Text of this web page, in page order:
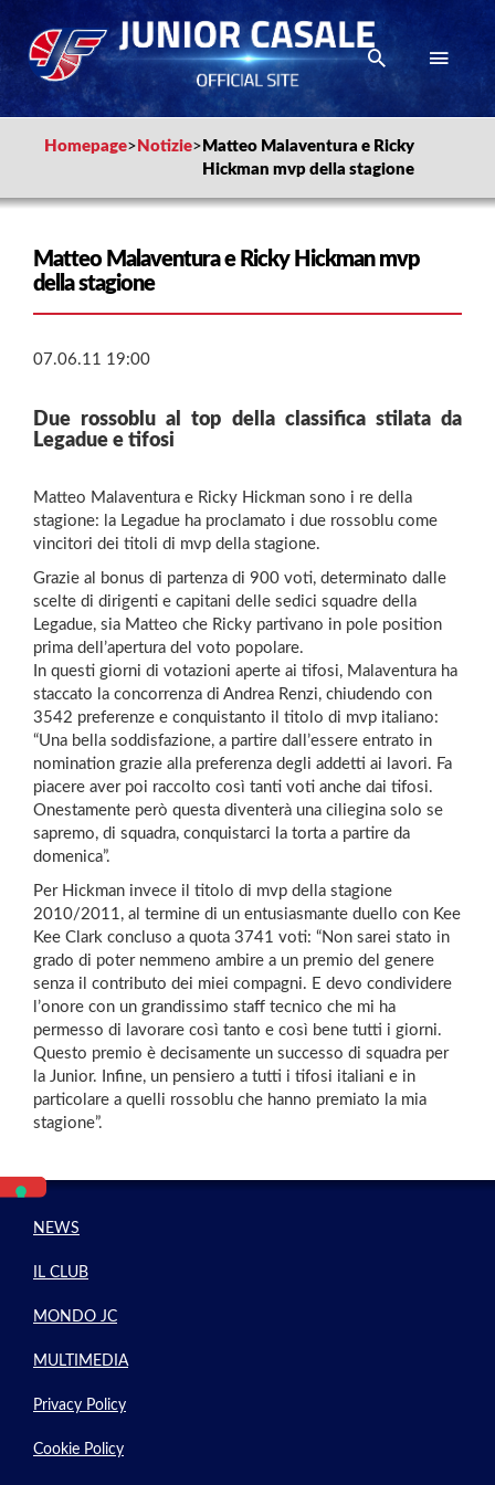
Homepage> Notizie> Matteo Malaventura e Ricky
Hickman mvp della stagione
Matteo Malaventura e Ricky Hickman mvp
della stagione
07.06.11 19:00
Due rossoblu al top della classifica stilata da
Legadue e tifosi
Matteo Malaventura e Ricky Hickman sono i re della
stagione: la Legadue ha proclamato i due rossoblu come
vincitori dei titoli di mvp della stagione.
Grazie al bonus di partenza di 900 voti, determinato dalle
scelte di dirigenti e capitani delle sedici squadre della
Legadue, sia Matteo che Ricky partivano in pole position
prima dell’apertura del voto popolare.
In questi giorni di votazioni aperte ai tifosi, Malaventura ha
staccato la concorrenza di Andrea Renzi, chiudendo con
3542 preferenze e conquistanto il titolo di mvp italiano:
“Una bella soddisfazione, a partire dall’essere entrato in
nomination grazie alla preferenza degli addetti ai lavori. Fa
piacere aver poi raccolto così tanti voti anche dai tifosi.
Onestamente però questa diventerà una ciliegina solo se
sapremo, di squadra, conquistarci la torta a partire da
domenica”.
Per Hickman invece il titolo di mvp della stagione
2010/2011, al termine di un entusiasmante duello con Kee
Kee Clark concluso a quota 3741 voti: “Non sarei stato in
grado di poter nemmeno ambire a un premio del genere
senza il contributo dei miei compagni. E devo condividere
l’onore con un grandissimo staff tecnico che mi ha
permesso di lavorare così tanto e così bene tutti i giorni.
Questo premio è decisamente un successo di squadra per
la Junior. Infine, un pensiero a tutti i tifosi italiani e in
particolare a quelli rossoblu che hanno premiato la mia
stagione”.
NEWS
IL CLUB
MONDO JC
MULTIMEDIA
Privacy Policy
Cookie Policy